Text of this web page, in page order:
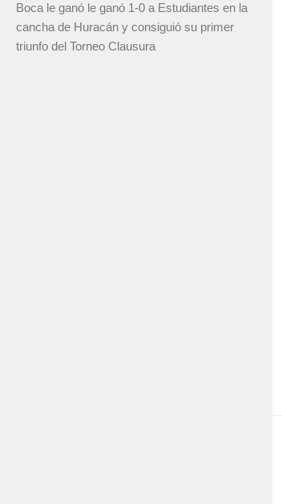
Boca le ganó le ganó 1-0 a Estudiantes en la
cancha de Huracán y consiguió su primer
triunfo del Torneo Clausura